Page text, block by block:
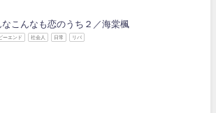
なこんなも恋のうち２／海棠楓
ーエンド 社会人 日常 リバ